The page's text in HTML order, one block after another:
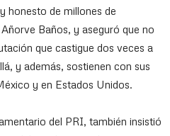
honesto de millones de
Baños, y aseguró que no
que castigue dos veces a
y además, sostienen con sus
y en Estados Unidos.
del PRI, también insistió